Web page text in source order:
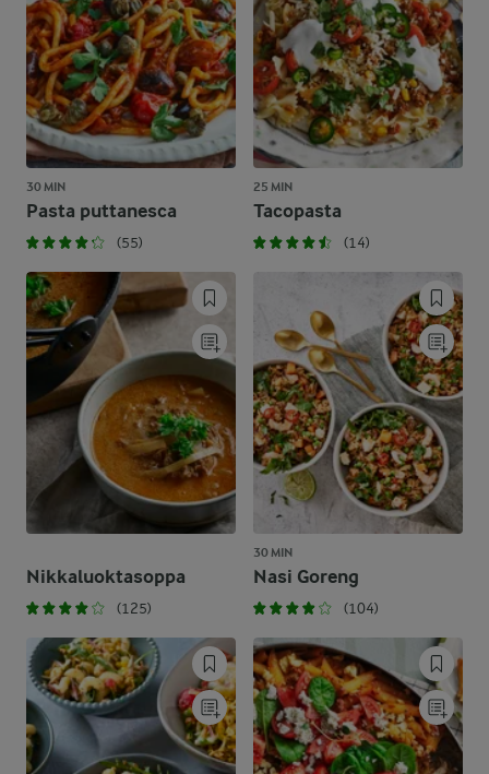
30 MIN
Pasta puttanesca
(55)
25 MIN
Tacopasta
(14)
Nikkaluoktasoppa
(125)
30 MIN
Nasi Goreng
(104)